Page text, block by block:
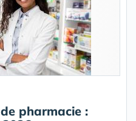
pharmacie :